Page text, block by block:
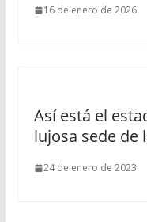
16 de enero de 2026
Así está el
lujosa sede de
24 de enero de 2023